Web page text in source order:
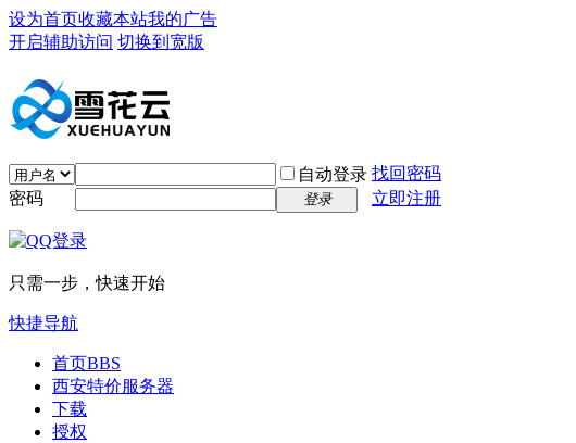
设为首页收藏本站我的广告
开启辅助访问 切换到宽版
自动登录 找回密码
密码
登录 立即注册
只需一步，快速开始
快捷导航
首页BBS
西安特价服务器
下载
授权